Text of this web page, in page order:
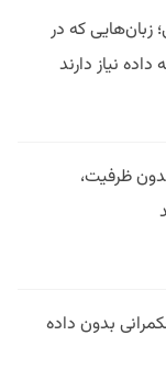
زبان‌هایی که در
نیاز دارند
ظرفیت،
بدون داده